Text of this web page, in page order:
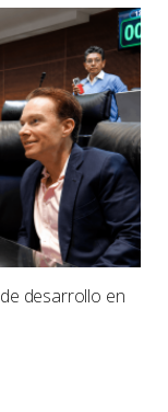
desarrollo en